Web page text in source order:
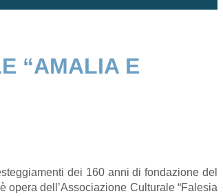
“AMALIA E
dei 160 anni di fondazione del
opera dell’Associazione Culturale “Falesia